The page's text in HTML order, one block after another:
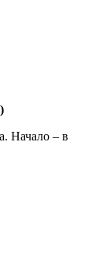
Начало – в